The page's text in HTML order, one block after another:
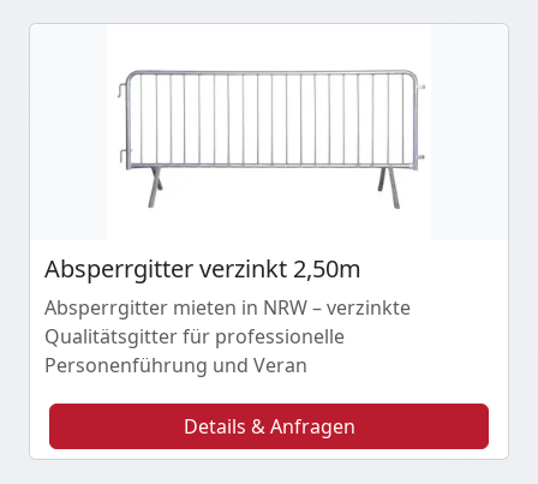
Absperrgitter verzinkt 2,50m
Absperrgitter mieten in NRW – verzinkte
Qualitätsgitter für professionelle
Personenführung und Veran
Details & Anfragen